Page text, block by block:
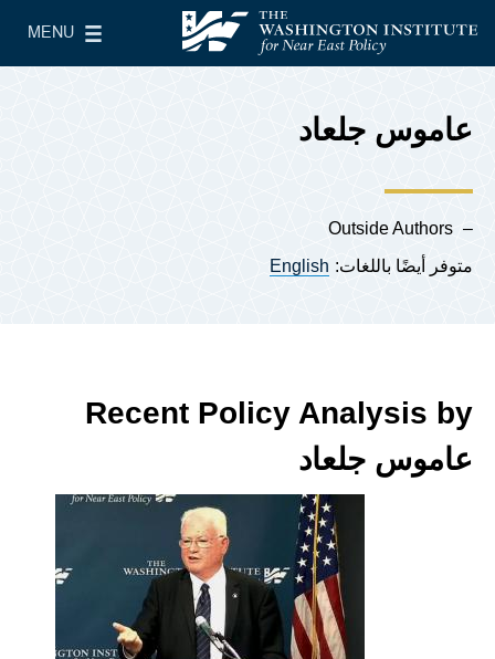
معهد واشنطن لسياسات الشرق الأدنى
MENU
Main Menu
عاموس جلعاد
Outside Authors
متوفر أيضًا باللغات: English
Recent Policy Analysis by
عاموس جلعاد